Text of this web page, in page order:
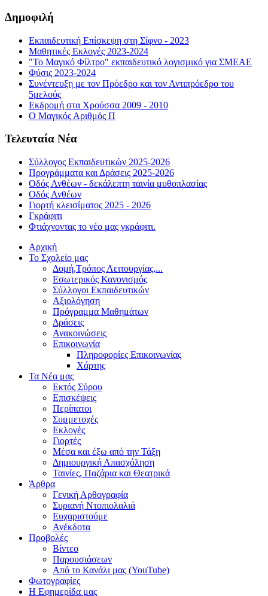
Δημοφιλή
Εκπαιδευτική Επίσκεψη στη Σίφνο - 2023
Μαθητικές Εκλογές 2023-2024
"Το Μαγικό Φίλτρο" εκπαιδευτικό λογισμικό για ΣΜΕΑΕ
Φύσις 2023-2024
Συνέντευξη με τον Πρόεδρο και τον Αντιπρόεδρο του
5μελούς
Εκδρομή στα Χρούσσα 2009 - 2010
Ο Μαγικός Αριθμός Π
Τελευταία Νέα
Σύλλογος Εκπαιδευτικών 2025-2026
Προγράμματα και Δράσεις 2025-2026
Οδός Ανθέων - δεκάλεπτη ταινία μυθοπλασίας
Οδός Ανθέων
Γιορτή κλεισίματος 2025 - 2026
Γκράφιτι
Φτιάχνοντας το νέο μας γκράφιτι.
Αρχική
Το Σχολείο μας
Δομή,Τρόπος Λειτουργίας,...
Εσωτερικός Κανονισμός
Σύλλογοι Εκπαιδευτικών
Αξιολόγηση
Πρόγραμμα Μαθημάτων
Δράσεις
Ανακοινώσεις
Επικοινωνία
Πληροφορίες Επικοινωνίας
Χάρτης
Τα Νέα μας
Εκτός Σύρου
Επισκέψεις
Περίπατοι
Συμμετοχές
Εκλογές
Γιορτές
Μέσα και έξω από την Τάξη
Δημιουργική Απασχόληση
Ταινίες, Παζάρια και Θεατρικά
Άρθρα
Γενική Αρθογραφία
Συριανή Ντοπιολαλιά
Ευχαριστούμε
Ανέκδοτα
Προβολές
Βίντεο
Παρουσιάσεων
Από το Κανάλι μας (YouTube)
Φωτογραφίες
Η Εφημερίδα μας